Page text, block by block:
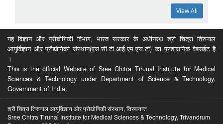
View All
यह विज्ञान और प्रौद्योगिकी विभाग, भारत सरकार के अधीनस्थ श्री चित्रा तिरुनाल
आयुर्विज्ञान और प्रौद्योगिकी संस्थान(एस.सी.टी.आई.एम.एस.टी) का प्रशासनिक वेबसईट है
।
This is the official Website of Sree Chitra Tirunal Institute for Medical
Sciences & Technology under Department of Science & Technology,
Government of India.
श्री चित्रा तिरुनाल आयुर्विज्ञान और प्रौद्योगिकी संस्थान, तिरुवनन्त
Sree Chitra Tirunal Institute for Medical Sciences & Technology, Trivandrum